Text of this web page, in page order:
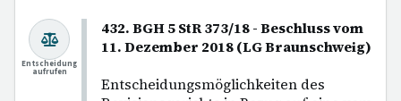
432. BGH 5 StR 373/18 - Beschluss vom
11. Dezember 2018 (LG Braunschweig)
Entscheidungsmöglichkeiten des
Entscheidung
aufrufen